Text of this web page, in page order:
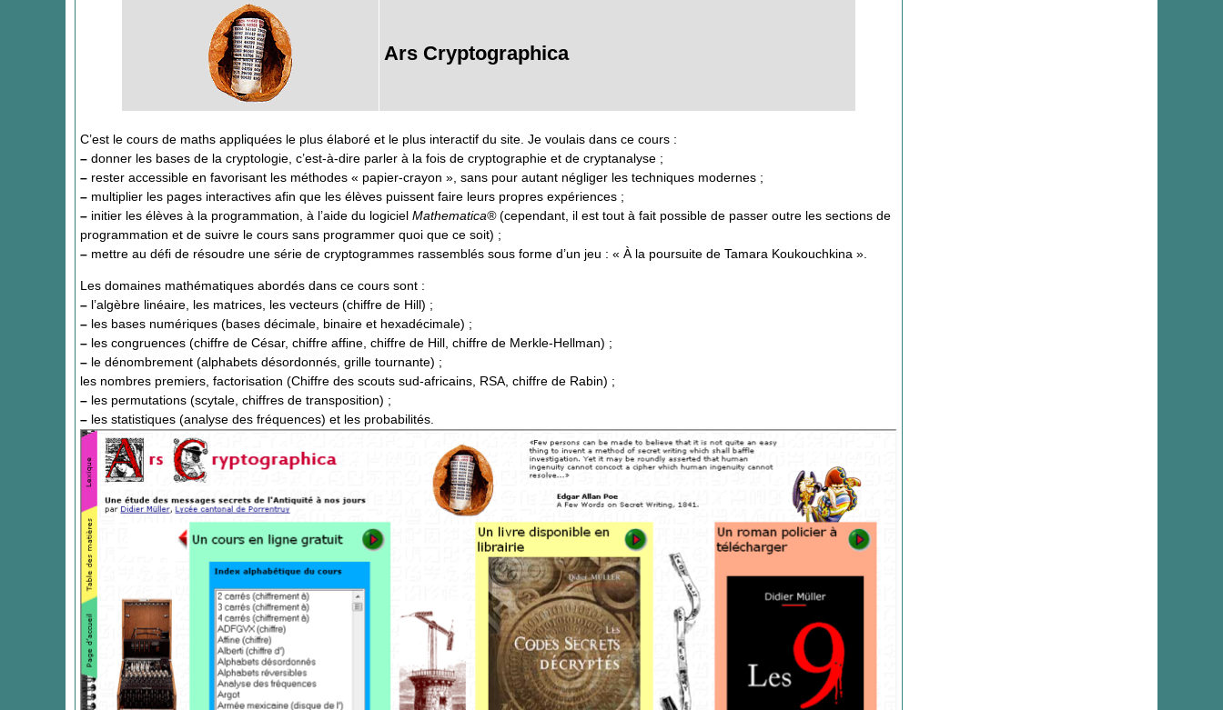
Ars Cryptographica
C’est le cours de maths appliquées le plus élaboré et le plus interactif du site. Je voulais dans ce cours :
– donner les bases de la cryptologie, c’est-à-dire parler à la fois de cryptographie et de cryptanalyse ;
– rester accessible en favorisant les méthodes « papier-crayon », sans pour autant négliger les techniques modernes ;
– multiplier les pages interactives afin que les élèves puissent faire leurs propres expériences ;
– initier les élèves à la programmation, à l’aide du logiciel Mathematica®(cependant, il est tout à fait possible de passer outre les sections de
programmation et de suivre le cours sans programmer quoi que ce soit) ;
– mettre au défi de résoudre une série de cryptogrammes rassemblés sous forme d’un jeu : « À la poursuite de Tamara Koukouchkina ».
Les domaines mathématiques abordés dans ce cours sont :
– l’algèbre linéaire, les matrices, les vecteurs (chiffre de Hill) ;
– les bases numériques (bases décimale, binaire et hexadécimale) ;
– les congruences (chiffre de César, chiffre affine, chiffre de Hill, chiffre de Merkle-Hellman) ;
– le dénombrement (alphabets désordonnés, grille tournante) ;
les nombres premiers, factorisation (Chiffre des scouts sud-africains, RSA, chiffre de Rabin) ;
– les permutations (scytale, chiffres de transposition) ;
– les statistiques (analyse des fréquences) et les probabilités.